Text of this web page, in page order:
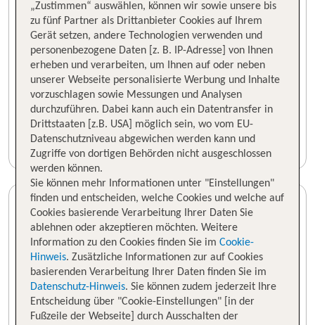
„Zustimmen“ auswählen, können wir sowie unsere bis
zu fünf Partner als Drittanbieter Cookies auf Ihrem
Gerät setzen, andere Technologien verwenden und
personenbezogene Daten [z. B. IP-Adresse] von Ihnen
erheben und verarbeiten, um Ihnen auf oder neben
unserer Webseite personalisierte Werbung und Inhalte
vorzuschlagen sowie Messungen und Analysen
durchzuführen. Dabei kann auch ein Datentransfer in
Drittstaaten [z.B. USA] möglich sein, wo vom EU-
Datenschutzniveau abgewichen werden kann und
Zugriffe von dortigen Behörden nicht ausgeschlossen
werden können.
Sie können mehr Informationen unter "Einstellungen"
finden und entscheiden, welche Cookies und welche auf
Cookies basierende Verarbeitung Ihrer Daten Sie
ablehnen oder akzeptieren möchten. Weitere
Information zu den Cookies finden Sie im Cookie-
Hinweis. Zusätzliche Informationen zur auf Cookies
basierenden Verarbeitung Ihrer Daten finden Sie im
Datenschutz-Hinweis. Sie können zudem jederzeit Ihre
Entscheidung über "Cookie-Einstellungen" [in der
Fußzeile der Webseite] durch Ausschalten der